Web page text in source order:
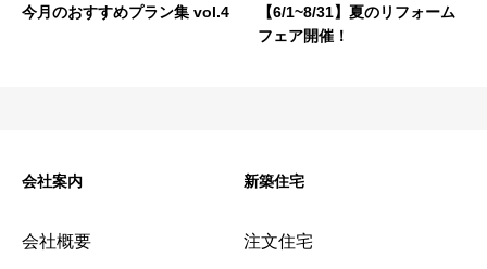
今月のおすすめプラン集 vol.4
【6/1~8/31】夏のリフォーム
フェア開催！
会社案内
会社概要
新築住宅
注文住宅